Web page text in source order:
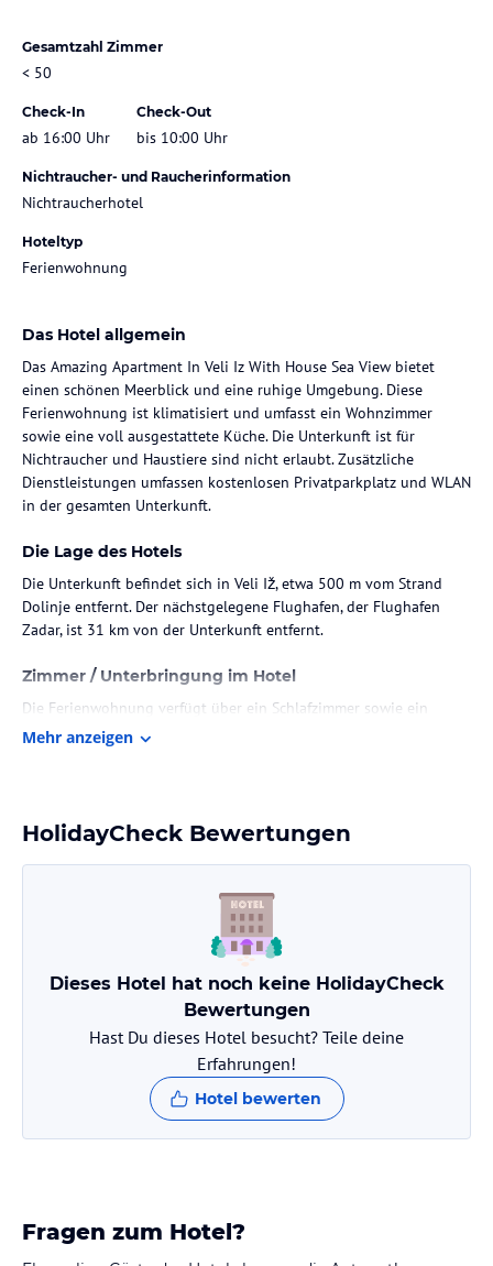
Gesamtzahl Zimmer
< 50
Check-In
ab 16:00 Uhr
Check-Out
bis 10:00 Uhr
Nichtraucher- und Raucherinformation
Nichtraucherhotel
Hoteltyp
Ferienwohnung
Das Hotel allgemein
Das Amazing Apartment In Veli Iz With House Sea View bietet
einen schönen Meerblick und eine ruhige Umgebung. Diese
Ferienwohnung ist klimatisiert und umfasst ein Wohnzimmer
sowie eine voll ausgestattete Küche. Die Unterkunft ist für
Nichtraucher und Haustiere sind nicht erlaubt. Zusätzliche
Dienstleistungen umfassen kostenlosen Privatparkplatz und WLAN
in der gesamten Unterkunft.
Die Lage des Hotels
Die Unterkunft befindet sich in Veli Iž, etwa 500 m vom Strand
Dolinje entfernt. Der nächstgelegene Flughafen, der Flughafen
Zadar, ist 31 km von der Unterkunft entfernt.
Zimmer / Unterbringung im Hotel
Die Ferienwohnung verfügt über ein Schlafzimmer sowie ein
Badezimmer mit Dusche und Haartrockner. Zu den
Hinweis:
Verfasst von HolidayCheck mit Hilfe von KI. Alle
Angaben ohne Gewähr. Bitte lies vor der Buchung die
Angebotsdetailsdes jeweiligen Veranstalters.
Mehr anzeigen
HolidayCheck Bewertungen
Dieses Hotel hat noch keine HolidayCheck
Bewertungen
Hast Du dieses Hotel besucht? Teile deine
Erfahrungen!
Hotel bewerten
Fragen zum Hotel?